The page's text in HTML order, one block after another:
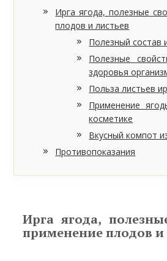
Ирга ягода, полезные
плодов и листьев
Полезный состав
Полезные
здоровья
Польза листьев
Применение
косметике
Вкусный компот
Противопоказания
Ирга ягода,
применение плодов и